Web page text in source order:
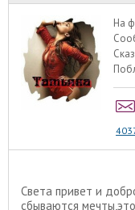
На
Света привет и
сбываются